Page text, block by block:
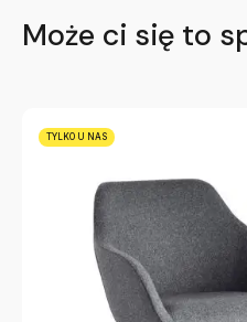
Może ci się to
TYLKO U NAS